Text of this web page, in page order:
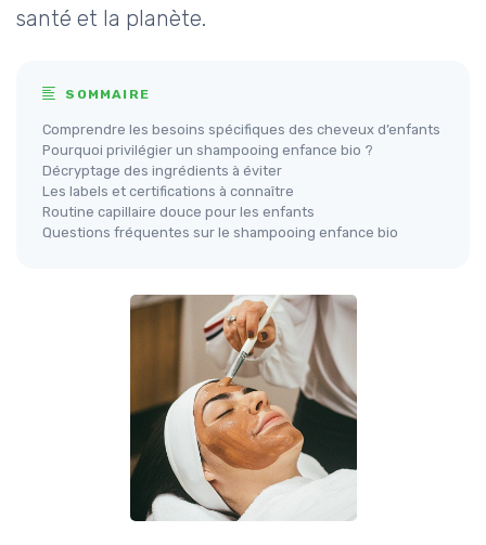
santé et la planète.
SOMMAIRE
Comprendre les besoins spécifiques des cheveux d’enfants
Pourquoi privilégier un shampooing enfance bio ?
Décryptage des ingrédients à éviter
Les labels et certifications à connaître
Routine capillaire douce pour les enfants
Questions fréquentes sur le shampooing enfance bio